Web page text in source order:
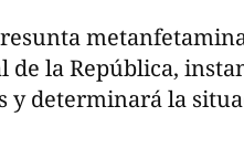
de la República,
y determinará la